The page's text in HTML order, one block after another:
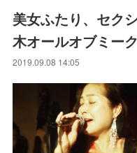
美女ふたり、セク
木オールオブミー
2019.09.08 14:05